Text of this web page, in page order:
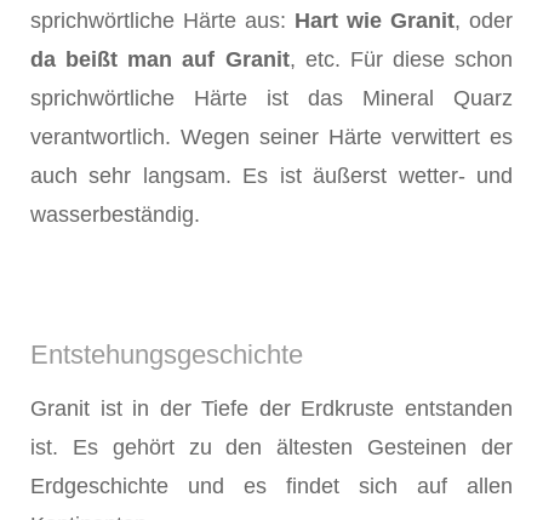
sprichwörtliche Härte aus: Hart wie Granit, oder
da beißt man auf Granit, etc. Für diese schon
sprichwörtliche Härte ist das Mineral Quarz
verantwortlich. Wegen seiner Härte verwittert es
auch sehr langsam. Es ist äußerst wetter- und
wasserbeständig.
Entstehungsgeschichte
Granit ist in der Tiefe der Erdkruste entstanden
ist. Es gehört zu den ältesten Gesteinen der
Erdgeschichte und es findet sich auf allen